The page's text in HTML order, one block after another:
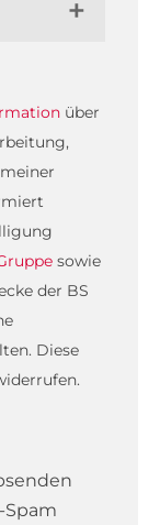
über
sowie
der BS
Diese